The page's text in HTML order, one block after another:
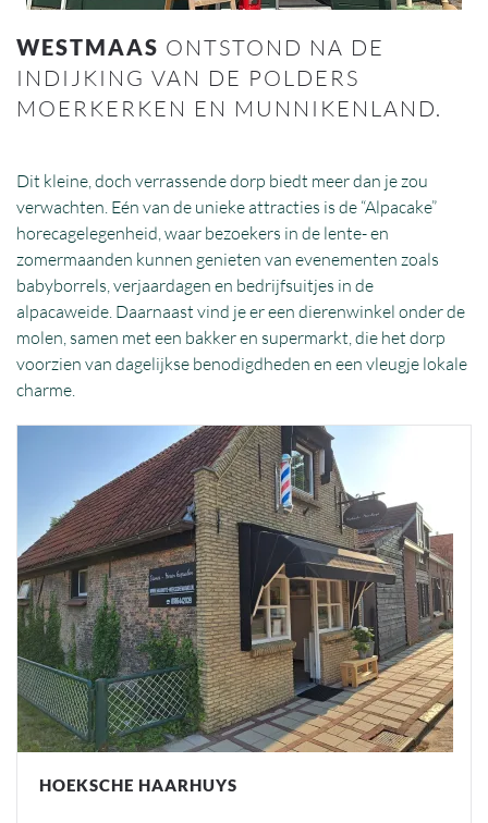
WESTMAAS ONTSTOND NA DE
INDIJKING VAN DE POLDERS
MOERKERKEN EN MUNNIKENLAND.
Dit kleine, doch verrassende dorp biedt meer dan je zou
verwachten. Eén van de unieke attracties is de “Alpacake”
horecagelegenheid, waar bezoekers in de lente- en
zomermaanden kunnen genieten van evenementen zoals
babyborrels, verjaardagen en bedrijfsuitjes in de
alpacaweide. Daarnaast vind je er een dierenwinkel onder de
molen, samen met een bakker en supermarkt, die het dorp
voorzien van dagelijkse benodigdheden en een vleugje lokale
charme.
HOEKSCHE HAARHUYS